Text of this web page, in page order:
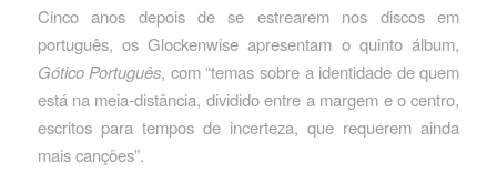
Cinco anos depois de se estrearem nos discos em
português, os Glockenwise apresentam o quinto álbum,
Gótico Português, com “temas sobre a identidade de quem
está na meia-distância, dividido entre a margem e o centro,
escritos para tempos de incerteza, que requerem ainda
mais canções”.